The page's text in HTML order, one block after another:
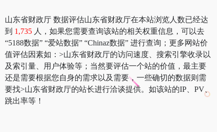
山东省财政厅 数据评估山东省财政厅在本站浏览人数已经达
到 1,735 人，如果您需要查询该站的相关权重信息，可以去
“5188数据” “爱站数据” “Chinaz数据” 进行查询；更多网站价
值评估因素如：>山东省财政厅的访问速度、搜索引擎收录以
及索引量、用户体验等；当然要评估一个站的价值，最主要
还是需要根据您自身的需求以及需要，一些确切的数据则需
要找>山东省财政厅的站长进行洽谈提供。如该站的IP、PV、
跳出率等！